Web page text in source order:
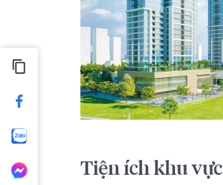
Tiện ích khu vực